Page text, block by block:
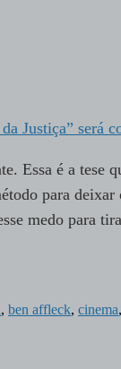
Essa é a tese
para
medo para
, ben affleck, cinema,